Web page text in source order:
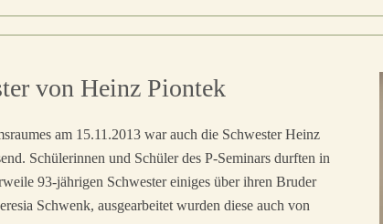
von Heinz Piontek
am 15.11.2013 war auch die Schwester Heinz
Schülerinnen und Schüler des P-Seminars durften in
93-jährigen Schwester einiges über ihren Bruder
Schwenk, ausgearbeitet wurden diese auch von